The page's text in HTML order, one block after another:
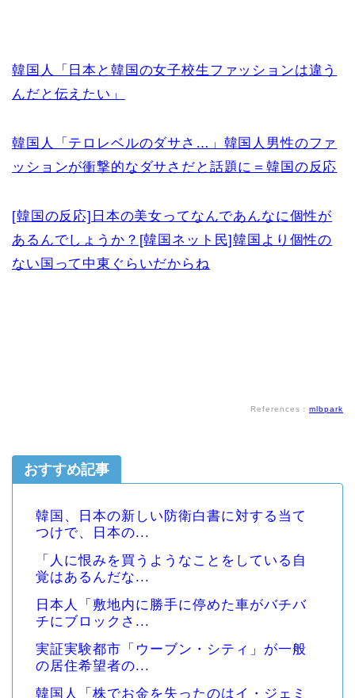
韓国人「日本と韓国の女子校生ファッションは違う
んだと伝えたい」
韓国人「テロレベルのダサさ…」韓国人男性のファ
ッションが衝撃的なダサさだと話題に＝韓国の反応
[韓国の反応]日本の美女ってなんであんなに個性が
あるんでしょうか？[韓国ネット民]韓国より個性の
ない国って中東ぐらいだからね
References： mlbpark
おすすめ記事
韓国、日本の新しい防衛白書に対する当て
つけで、日本の...
「人に恨みを買うようなことをしている自
覚はあるんだな...
日本人「敷地内に勝手に停めた車がバチバ
チにブロックさ...
実証実験都市「ウーブン・シティ」が一般
の居住希望者の...
韓国人「株でお金を失ったのはイ・ジェミ